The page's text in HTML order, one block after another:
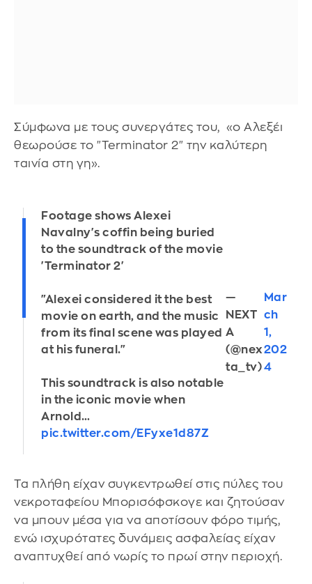
Σύμφωνα με τους συνεργάτες του, «ο Αλεξέι
θεωρούσε το "Terminator 2" την καλύτερη
ταινία στη γη».
Footage shows Alexei
Navalny's coffin being buried
to the soundtrack of the movie
'Terminator 2'
"Alexei considered it the best
movie on earth, and the music
from its final scene was played
at his funeral."
This soundtrack is also notable
in the iconic movie when
Arnold…
pic.twitter.com/EFyxe1d87Z
—
NEXT
A
(@nex
ta_tv)
Mar
ch
1,
202
4
Τα πλήθη είχαν συγκεντρωθεί στις πύλες του
νεκροταφείου Μπορισόφσκογε και ζητούσαν
να μπουν μέσα για να αποτίσουν φόρο τιμής,
ενώ ισχυρότατες δυνάμεις ασφαλείας είχαν
αναπτυχθεί από νωρίς το πρωί στην περιοχή.